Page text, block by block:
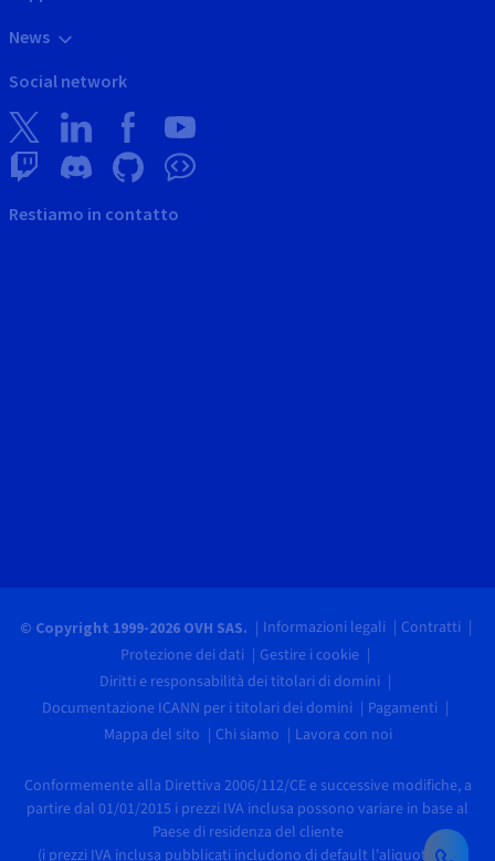
News
Social network
Restiamo in contatto
© Copyright 1999-2026 OVH SAS. Informazioni legali
Contratti
Protezione dei dati
Gestire i cookie
Diritti e responsabilità dei titolari di domini
Documentazione ICANN per i titolari dei domini
Pagamenti
Mappa del sito
Chi siamo Lavora con noi
Conformemente alla Direttiva 2006/112/CE e successive modifiche, a
partire dal 01/01/2015 i prezzi IVA inclusa possono variare in base al
Paese di residenza del cliente
(i prezzi IVA inclusa pubblicati includono di default l'aliquota IVA